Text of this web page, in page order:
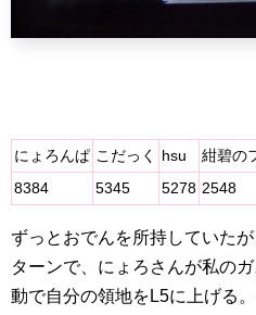
にょろんぱ こだっく hsu
紺碧の
8384
5345 5278 2548
ずっとおでんを所持していた
ターンで、にょろさんが私の
動で自分の領地をL5に上げる